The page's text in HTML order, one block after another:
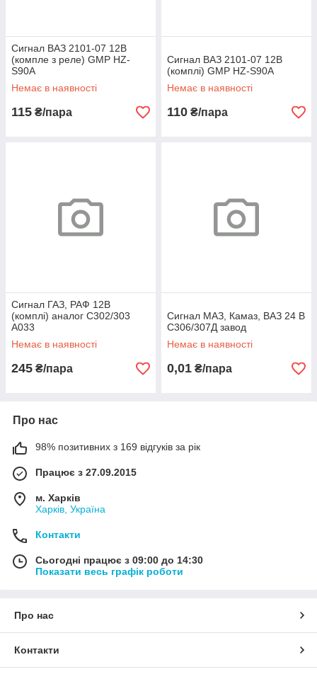
Сигнал ВАЗ 2101-07 12В
(компле з реле) GMP HZ-
S90A
Немає в наявності
115 ₴/пара
Сигнал ВАЗ 2101-07 12В
(комплі) GMP HZ-S90A
Немає в наявності
110 ₴/пара
Сигнал ГАЗ, РАФ 12В
(комплі) аналог С302/303
А033
Немає в наявності
245 ₴/пара
Сигнал МАЗ, Камаз, ВАЗ 24 В
С306/307Д завод
Немає в наявності
0,01 ₴/пара
Про нас
98% позитивних з 169 відгуків за рік
Працює з 27.09.2015
м. Харків
Харків, Україна
Контакти
Сьогодні працює з 09:00 до 14:30
Показати весь графік роботи
Про нас
Контакти